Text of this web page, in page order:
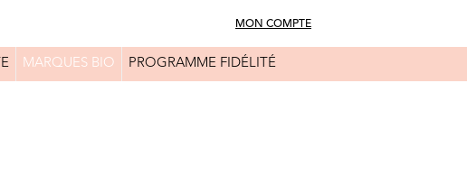
MON COMPTE
MARQUES BIO PROGRAMME FIDÉLITÉ